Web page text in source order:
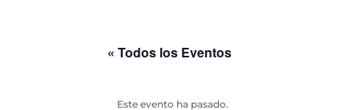
« Todos los Eventos
Este evento ha pasado.